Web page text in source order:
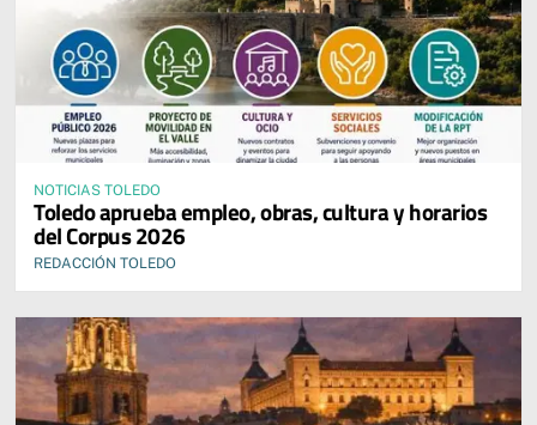
NOTICIAS TOLEDO
Toledo aprueba empleo, obras, cultura y horarios
del Corpus 2026
REDACCIÓN TOLEDO